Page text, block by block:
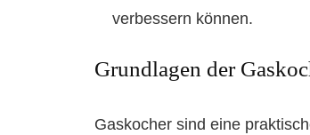
verbessern können.
Grundlagen der
Gaskocher sind eine